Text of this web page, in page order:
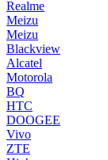
Realme
Meizu
Meizu
Blackview
Alcatel
Motorola
BQ
HTC
DOOGEE
Vivo
ZTE